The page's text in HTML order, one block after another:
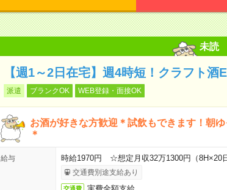
未読
【週1～2日在宅】週4時短！クラフト
派遣 ブランクOK WEB登録・面接OK
お酒が好きな方歓迎＊試飲もできます！朝
＊
給与 時給1970円 ☆想定月収32万1300円（8H×20日
交通費別途支給あり
交通費